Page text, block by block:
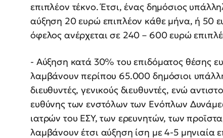
επιπλέον τέκνο. Έτσι, ένας δημόσιος
αύξηση 20 ευρώ επιπλέον κάθε μήνα, ή 50
όφελος ανέρχεται σε 240 – 600 ευρώ
- Αύξηση κατά 30% του επιδόματος θέσης
λαμβάνουν περίπου 65.000 δημόσιοι
διευθυντές, γενικούς διευθυντές, ενώ
ευθύνης των ενστόλων των Ενόπλων
ιατρών του ΕΣΥ, των ερευνητών, των
λαμβάνουν έτσι αύξηση ίση με 4-5